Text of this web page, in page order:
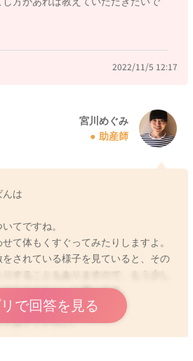
2022/11/5 12:17
宮川めぐみ
助産師
んは
てですね。
て体もくすぐってみたりしますよ。
されている様子を見ていると、その
することもありますので、もう少し
みるのもいいと思います。
てみてください。
ます。
で回答を見る